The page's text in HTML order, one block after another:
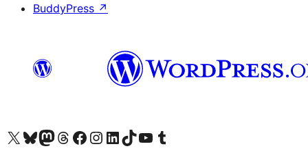
BuddyPress ↗
关注我们的 X（原 Twitter）账号访问我们的 Bluesky 账号关注我们的 Mastodon 账号访问我们的 Threads 账号 访问我们的 Facebook 公共主页关注我们的 Instagram 账号 关注我们的 LinkedIn 主页访问我们的 TikTok 账号访问我们的 YouTube 频道 访问我们的 Tumblr 账号